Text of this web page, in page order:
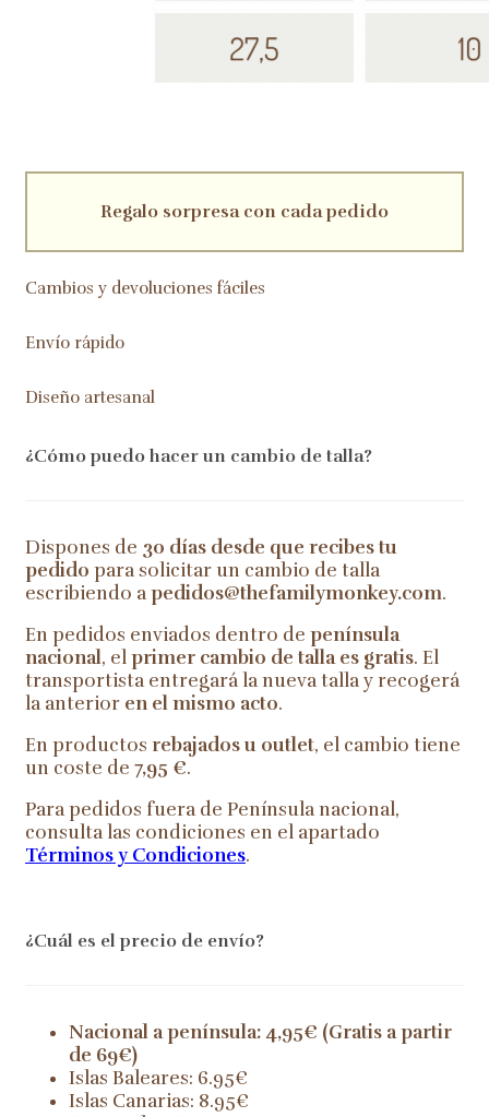
Regalo sorpresa con cada pedido
Cambios y devoluciones fáciles
Envío rápido
Diseño artesanal
¿Cómo puedo hacer un cambio de talla?
Dispones de 30 días desde que recibes tu
pedido para solicitar un cambio de talla
escribiendo apedidos@thefamilymonkey.com.
En pedidos enviados dentro de península
nacional, elprimer cambio de talla es gratis. El
transportista entregará la nueva talla y recogerá
la anterior en el mismo acto.
En productos rebajados u outlet, el cambio tiene
un coste de 7,95 €.
Para pedidos fuera de Península nacional,
consulta las condiciones en el apartado
Términos y Condiciones.
¿Cuál es el precio de envío?
Nacional a península: 4,95€ (Gratis a partir
de 69€)
Islas Baleares: 6.95€
Islas Canarias: 8.95€